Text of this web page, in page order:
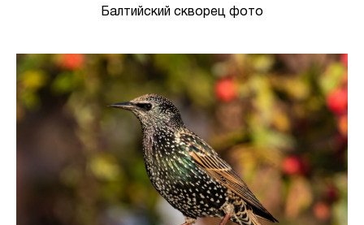
Балтийский скворец фото